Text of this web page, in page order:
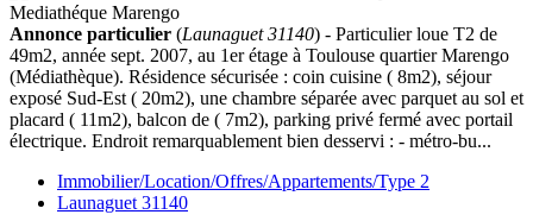
Annonce particulier (Launaguet 31140) - Particulier loue T2 de
49m2, année sept. 2007, au 1er étage à Toulouse quartier Marengo
(Médiathèque). Résidence sécurisée : coin cuisine ( 8m2), séjour
exposé Sud-Est ( 20m2), une chambre séparée avec parquet au sol et
placard ( 11m2), balcon de ( 7m2), parking privé fermé avec portail
électrique. Endroit remarquablement bien desservi : - métro-bu...
Immobilier/Location/Offres/Appartements/Type 2
Launaguet 31140